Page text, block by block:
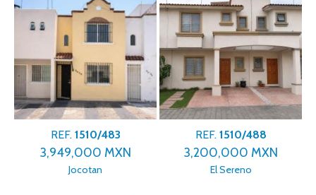
REF. 1510/483
3,949,000 MXN
Jocotan
REF. 1510/488
3,200,000 MXN
El Sereno